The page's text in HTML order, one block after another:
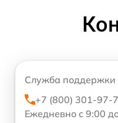
Служба поддержки
+7 (800) 301-97-
Ежедневно с 9:00